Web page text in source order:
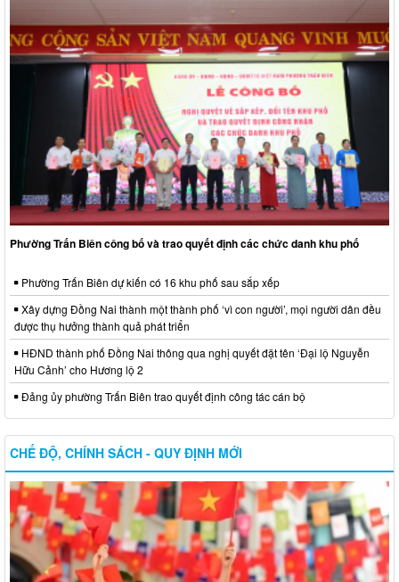
Phường Trấn Biên công bố và trao quyết định các chức danh khu phố
Phường Trấn Biên dự kiến có 16 khu phố sau sắp xếp
Xây dựng Đồng Nai thành một thành phố ‘vì con người’, mọi người dân đều
được thụ hưởng thành quả phát triển
HĐND thành phố Đồng Nai thông qua nghị quyết đặt tên ‘Đại lộ Nguyễn
Hữu Cảnh’ cho Hương lộ 2
Đảng ủy phường Trấn Biên trao quyết định công tác cán bộ
CHẾ ĐỘ, CHÍNH SÁCH - QUY ĐỊNH MỚI